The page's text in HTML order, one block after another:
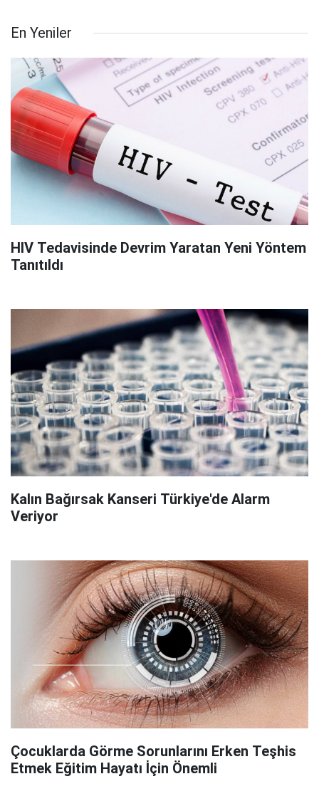
En Yeniler
HIV Tedavisinde Devrim Yaratan Yeni Yöntem
Tanıtıldı
Kalın Bağırsak Kanseri Türkiye'de Alarm
Veriyor
Çocuklarda Görme Sorunlarını Erken Teşhis
Etmek Eğitim Hayatı İçin Önemli